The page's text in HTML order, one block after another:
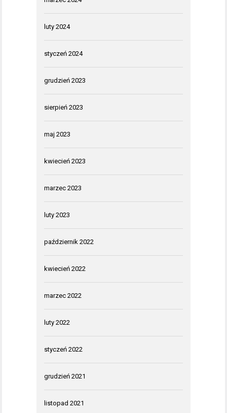
luty 2024
styczeń 2024
grudzień 2023
sierpień 2023
maj 2023
kwiecień 2023
marzec 2023
luty 2023
październik 2022
kwiecień 2022
marzec 2022
luty 2022
styczeń 2022
grudzień 2021
listopad 2021